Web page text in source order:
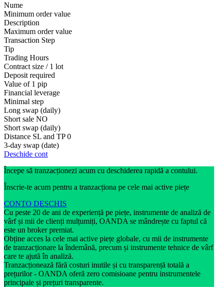
Nume
Minimum order value
Description
Maximum order value
Transaction Step
Tip
Trading Hours
Contract size / 1 lot
Deposit required
Value of 1 pip
Financial leverage
Minimal step
Long swap (daily)
Short sale NO
Short swap (daily)
Distance SL and TP 0
3-day swap (date)
Deschide cont
Începe să tranzacționezi acum cu deschiderea rapidă a contului.
Înscrie-te acum pentru a tranzacționa pe cele mai active piețe
CONTO DESCHIS
Cu peste 20 de ani de experiență pe piețe, instrumente de analiză de
vârf și mii de clienți mulțumiți, OANDA se mândrește cu faptul că
este un broker premiat.
Obține acces la cele mai active piețe globale, cu mii de instrumente
de tranzacționare la îndemână, precum și instrumente tehnice de vârf
care te ajută în analiză.
Tranzacționează fără costuri inutile și cu transparență totală a
prețurilor - OANDA oferă zero comisioane pentru instrumentele
principale și prețuri transparente.